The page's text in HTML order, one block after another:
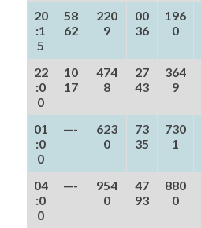
20
:1
5
58
62
220
9
00
36
196
0
22
:0
0
10
17
474
8
27
43
364
9
01
:0
0
—-
623
0
73
35
730
1
04
:0
0
—-
954
0
47
93
880
0